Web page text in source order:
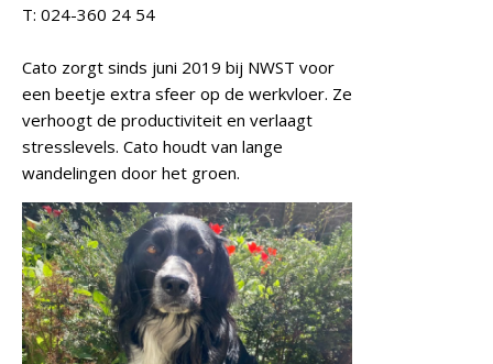
T: 024-360 24 54
Cato zorgt sinds juni 2019 bij NWST voor
een beetje extra sfeer op de werkvloer. Ze
verhoogt de productiviteit en verlaagt
stresslevels. Cato houdt van lange
wandelingen door het groen.